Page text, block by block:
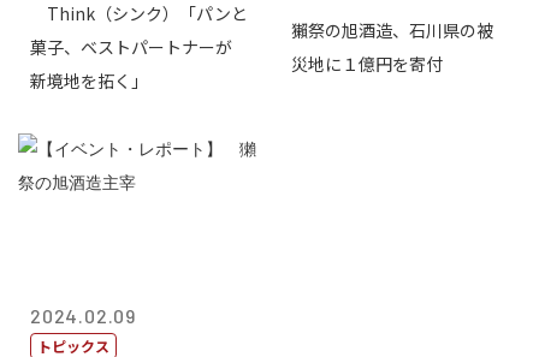
Think（シンク）「パンと
菓子、ベストパートナーが
新境地を拓く」
獺祭の旭酒造、石川県の被
災地に１億円を寄付
2024.02.09
トピックス